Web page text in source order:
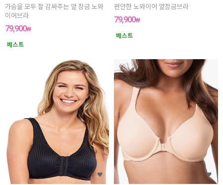
가슴을 모두 잘 감싸주는 앞 잠금 노와
이어브라
79,900₩
편안한 노와이어 앞잠금브라
79,900₩